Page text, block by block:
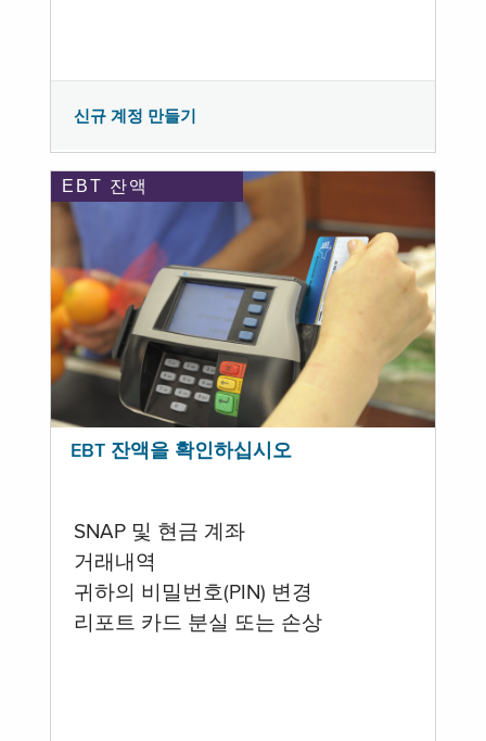
신규 계정 만들기
EBT 잔액
EBT 잔액을 확인하십시오
SNAP 및 현금 계좌
거래내역
귀하의 비밀번호(PIN) 변경
리포트 카드 분실 또는 손상